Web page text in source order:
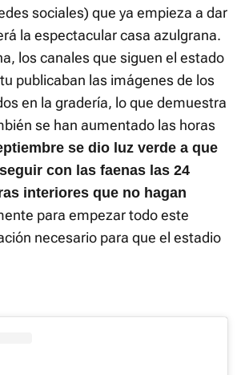
sociales) que ya empieza a dar
la espectacular casa azulgrana.
los canales que siguen el estado
publicaban las imágenes de los
en la gradería, lo que demuestra
se han aumentado las horas
se dio luz verde a que
con las faenas las 24
interiores que no hagan
para empezar todo este
necesario para que el estadio